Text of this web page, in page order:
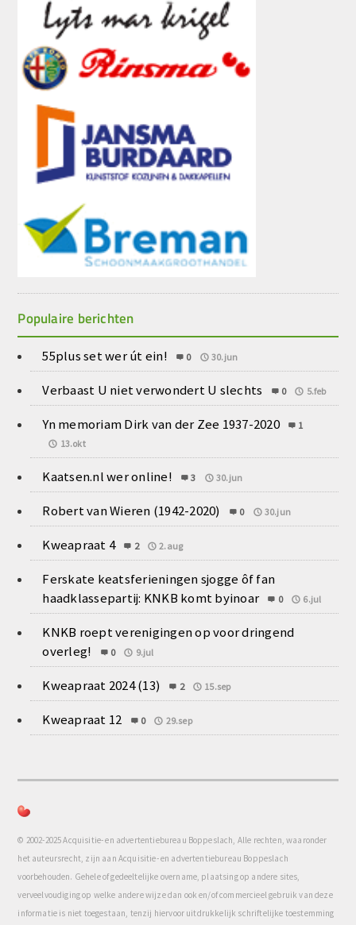
Populaire berichten
55plus set wer út ein! 0 30.jun
Verbaast U niet verwondert U slechts 0 5.feb
Yn memoriam Dirk van der Zee 1937-2020
1
13.okt
Kaatsen.nl wer online! 3 30.jun
Robert van Wieren (1942-2020) 0 30.jun
Kweapraat 4 2 2.aug
Ferskate keatsferieningen sjogge ôf fan
haadklassepartij: KNKB komt byinoar
0 6.jul
KNKB roept verenigingen op voor dringend
overleg!
0 9.jul
Kweapraat 2024 (13) 2 15.sep
Kweapraat 12 0 29.sep
© 2002-2025 Acquisitie- en advertentiebureau Boppeslach, Alle rechten, waaronder
het auteursrecht, zijn aan Acquisitie- en advertentiebureau Boppeslach
voorbehouden. Gehele of gedeeltelijke overname, plaatsing op andere sites,
verveelvoudiging op welke andere wijze dan ook en/of commercieel gebruik van deze
informatie is niet toegestaan, tenzij hiervoor uitdrukkelijk schriftelijke toestemming